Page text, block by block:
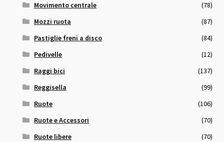
Movimento centrale
(78)
Mozzi ruota
(87)
Pastiglie freni a disco
(84)
Pedivelle
(12)
Raggi bici
(137)
Reggisella
(99)
Ruote
(106)
Ruote e Accessori
(70)
Ruote libere
(70)